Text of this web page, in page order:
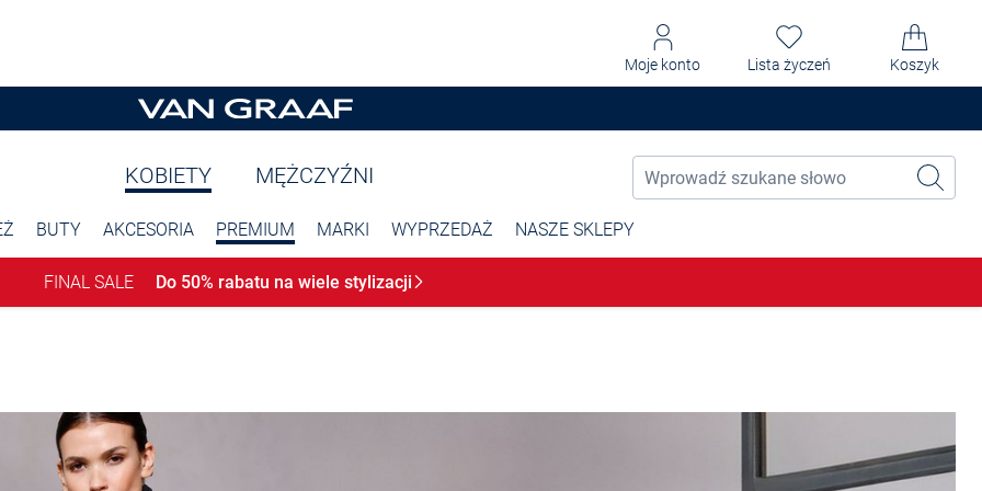
Moje konto Lista życzeń Koszyk
KOBIETY MĘŻCZYŹNI
BUTY AKCESORIA PREMIUM MARKI WYPRZEDAŻ NASZE SKLEPY
FINAL SALE Do 50% rabatu na wiele stylizacji